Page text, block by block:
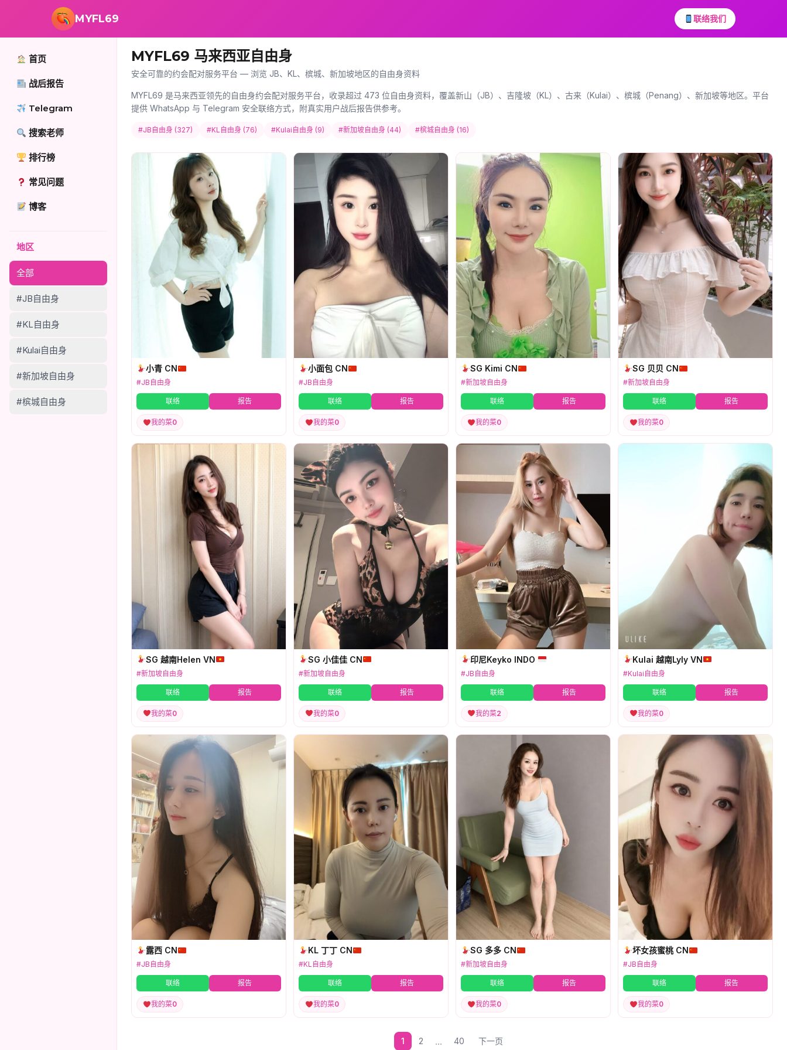
跳转到主要内容
MYFL69 联络我们
首页
战后报告
Telegram
搜索老师
排行榜
常见问题
博客
地区
全部
#JB自由身
#KL自由身
#Kulai自由身
#新加坡自由身
#槟城自由身
MYFL69 马来西亚自由身
安全可靠的约会配对服务平台 — 浏览 JB、KL、槟城、新加坡地区的自由身资料
MYFL69 是马来西亚领先的自由身约会配对服务平台，收录超过 473 位自由身资料，覆盖新山（JB）、吉隆坡（KL）、古来（Kulai）、槟城（Penang）、新加坡等地区。平台
提供 WhatsApp 与 Telegram 安全联络方式，附真实用户战后报告供参考。
#JB自由身 (327) #KL自由身 (76) #Kulai自由身 (9) #新加坡自由身 (44) #槟城自由身 (16)
小青 CN
#JB自由身
联络 报告
我的菜0
小面包 CN
#JB自由身
联络 报告
我的菜0
SG Kimi CN
#新加坡自由身
联络 报告
我的菜0
SG 贝贝 CN
#新加坡自由身
联络 报告
我的菜0
SG 越南Helen VN
#新加坡自由身
联络 报告
我的菜0
SG 小佳佳 CN
#新加坡自由身
联络 报告
我的菜0
印尼Keyko INDO
#JB自由身
联络 报告
我的菜2
Kulai 越南Lyly VN
#Kulai自由身
联络 报告
我的菜0
露西 CN
#JB自由身
联络 报告
我的菜0
KL 丁丁 CN
#KL自由身
联络 报告
我的菜0
SG 多多 CN
#新加坡自由身
联络 报告
我的菜0
坏女孩蜜桃 CN
#JB自由身
联络 报告
我的菜0
1 2 ... 40 下一页